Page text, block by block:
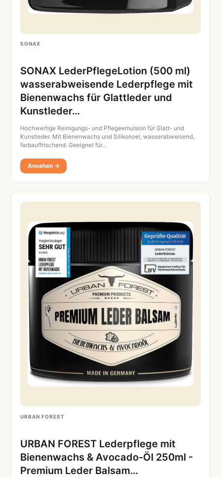
SONAX
SONAX LederPflegeLotion (500 ml)
wasserabweisende Lederpflege mit
Bienenwachs für Glattleder und
Kunstleder…
Hochwertige Reinigungs- und Pflegeemulsion für Glatt- und
Kunstleder. Mit Bienenwachs und Silikonoel, wasserabweisend,
farbauffrischend. Geeignet für…
Ansehen →
URBAN FOREST
URBAN FOREST Lederpflege mit
Bienenwachs & Avocado-Öl 250ml -
Premium Leder Balsam…